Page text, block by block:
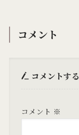
コメント
コメントする
コメント ※